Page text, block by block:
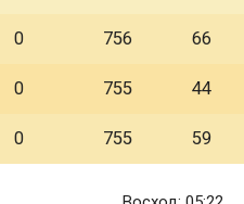
0 756 66
0 755 44
0 755 59